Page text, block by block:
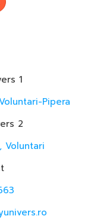
1
Pipera
2
Voluntari